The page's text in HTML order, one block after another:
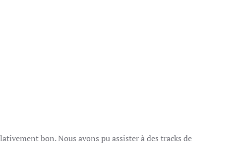
bon. Nous avons pu assister à des tracks de